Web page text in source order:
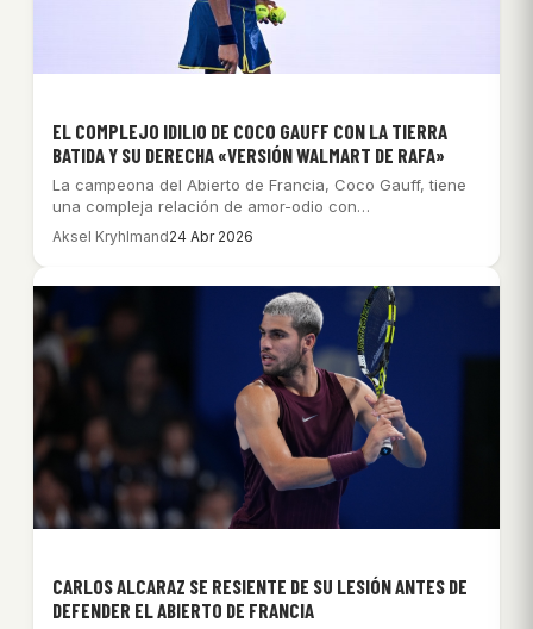
EL COMPLEJO IDILIO DE COCO GAUFF CON LA TIERRA
BATIDA Y SU DERECHA «VERSIÓN WALMART DE RAFA»
La campeona del Abierto de Francia, Coco Gauff, tiene
una compleja relación de amor-odio con…
Aksel Kryhlmand24 Abr 2026
CARLOS ALCARAZ SE RESIENTE DE SU LESIÓN ANTES DE
DEFENDER EL ABIERTO DE FRANCIA